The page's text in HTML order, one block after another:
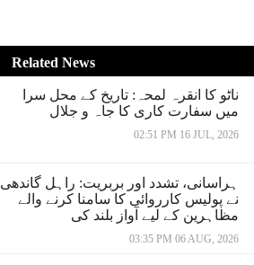
Related News
میں سفارت کاری کا جاہ و جلال
02:51 PM 16 JUL, 2026
ہراسانی، تشدد اور بربریت: راہل گاندھی
نے پولیس کارروائی کا سامنا کرنے والے
مظاہرین کے لیے آواز بلند کی
03:35 PM 06 AUG, 2026